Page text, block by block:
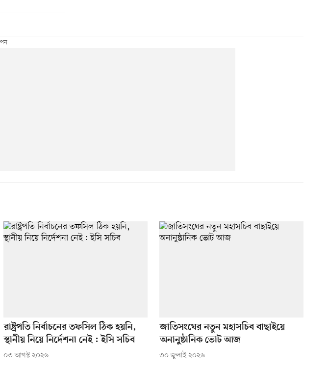
রাষ্ট্রপতি নির্বাচনের তফসিল ঠিক হয়নি,
স্থানীয় নিয়ে নির্দেশনা নেই : ইসি সচিব
০৩ আগস্ট ২০২৬
জাতিসংঘের নতুন মহাসচিব বাছাইয়ে
অনানুষ্ঠানিক ভোট আজ
৩০ জুলাই ২০২৬